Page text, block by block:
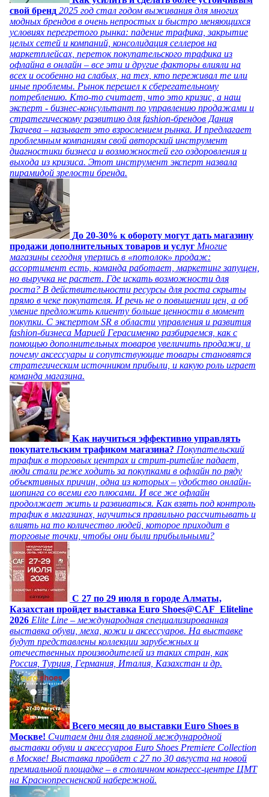
свой бренд 2025 год стал годом выживания для многих
модных брендов в очень непростых и быстро меняющихся
условиях перегретого рынка: падение трафика, закрытие
целых сетей и компаний, консолидация селлеров на
маркетплейсах, переток покупательского трафика из
офлайна в онлайн – все эти и другие факторы влияли на
всех и особенно на слабых, на тех, кто переживал те или
иные проблемы. Рынок перешел к сберегательному
потреблению. Кто-то считает, что это кризис, а наш
эксперт - бизнес-консультант по управлению продажами и
стратегическому развитию для fashion-брендов Дания
Ткачева – называет это взрослением рынка. И предлагает
проблемным компаниям свой авторский инструмент
диагностики бизнеса и возможностей его оздоровления и
выхода из кризиса. Этот инструмент эксперт назвала
пирамидой зрелости бренда.
До 20-30% к обороту могут дать магазину
продажи дополнительных товаров и услуг Многие
магазины сегодня уперлись в «потолок» продаж:
ассортимент есть, команда работает, маркетинг запущен,
но выручка не растет. Где искать возможности для
роста? В действительности ресурсы для роста скрыты
прямо в чеке покупателя. И речь не о повышении цен, а об
умение предложить клиенту больше ценности в момент
покупки. С экспертом SR в области управления и развития
fashion-бизнеса Марией Герасименко разбираемся, как с
помощью дополнительных товаров увеличить продажи, и
почему аксессуары и сопутствующие товары становятся
стратегическим источником прибыли, и какую роль играет
команда магазина.
Как научиться эффективно управлять
покупательским трафиком магазина? Покупательский
трафик в торговых центрах и стрит-ритейле падает,
люди стали реже ходить за покупками в офлайн по ряду
объективных причин, одна из которых – удобство онлайн-
шопинга со всеми его плюсами. И все же офлайн
продолжает жить и развиваться. Как взять под контроль
трафик в магазинах, научиться правильно рассчитывать и
влиять на то количество людей, которое приходит в
торговые точки, чтобы они были прибыльными?
C 27 по 29 июля в городе Алматы,
Казахстан пройдет выставка Euro Shoes@CAF_Eliteline
2026 Elite Line – международная специализированная
выставка обуви, меха, кожи и аксессуаров. На выставке
будут представлены коллекции зарубежных и
отечественных производителей из таких стран, как
Россия, Турция, Германия, Италия, Казахстан и др.
Всего месяц до выставки Euro Shoes в
Москве! Считаем дни для главной международной
выставки обуви и аксессуаров Euro Shoes Premiere Collection
в Москве! Выставка пройдет с 27 по 30 августа на новой
премиальной площадке – в столичном конгресс-центре ЦМТ
на Краснопресненской набережной.